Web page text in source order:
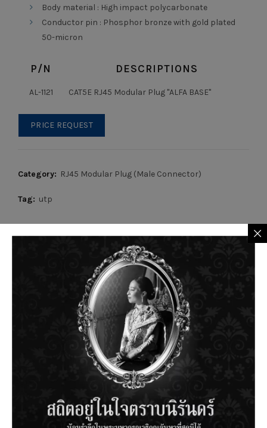
Body material : High impact polycarbonate
Conductor pin : Phosphor bronze with gold plated
50-micron
P/N DESCRIPTIONS
AL-1121 CAT5E RJ45 Modular Plug "ALFA BASE"
PRICE REQUEST
Category: RJ45 Modular Plug (Male Connector)
Tag: utp
Description
10Base-T (IEEE 802.3 Ethernet)
100Base-TX (IEEE 802.3u Fast Ethernet)
1000Base-T (IEEE 802.3ab Gigabit Ethernet)
PoE (IEEE 802.3af, IEEE 802.3at)